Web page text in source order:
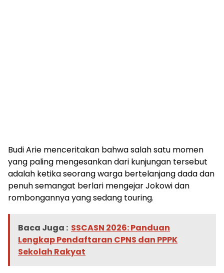
Budi Arie menceritakan bahwa salah satu momen
yang paling mengesankan dari kunjungan tersebut
adalah ketika seorang warga bertelanjang dada dan
penuh semangat berlari mengejar Jokowi dan
rombongannya yang sedang touring.
Baca Juga : SSCASN 2026: Panduan
Lengkap Pendaftaran CPNS dan PPPK
Sekolah Rakyat